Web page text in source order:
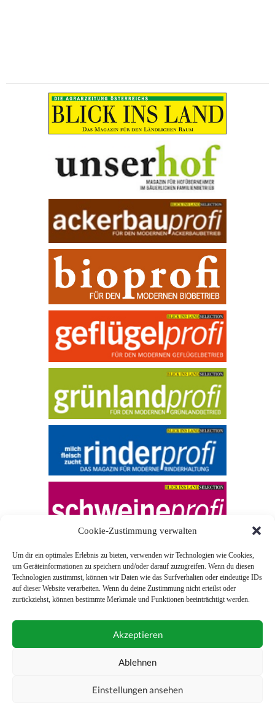
Cookie-Zustimmung verwalten
Um dir ein optimales Erlebnis zu bieten, verwenden wir Technologien wie Cookies,
um Geräteinformationen zu speichern und/oder darauf zuzugreifen. Wenn du diesen
Technologien zustimmst, können wir Daten wie das Surfverhalten oder eindeutige IDs
auf dieser Website verarbeiten. Wenn du deine Zustimmung nicht erteilst oder
zurückziehst, können bestimmte Merkmale und Funktionen beeinträchtigt werden.
Akzeptieren
Ablehnen
Einstellungen ansehen
© 2026 Blick ins Land
Unterstützt durch
0043 (0)1 581 28 90 0
Impressum